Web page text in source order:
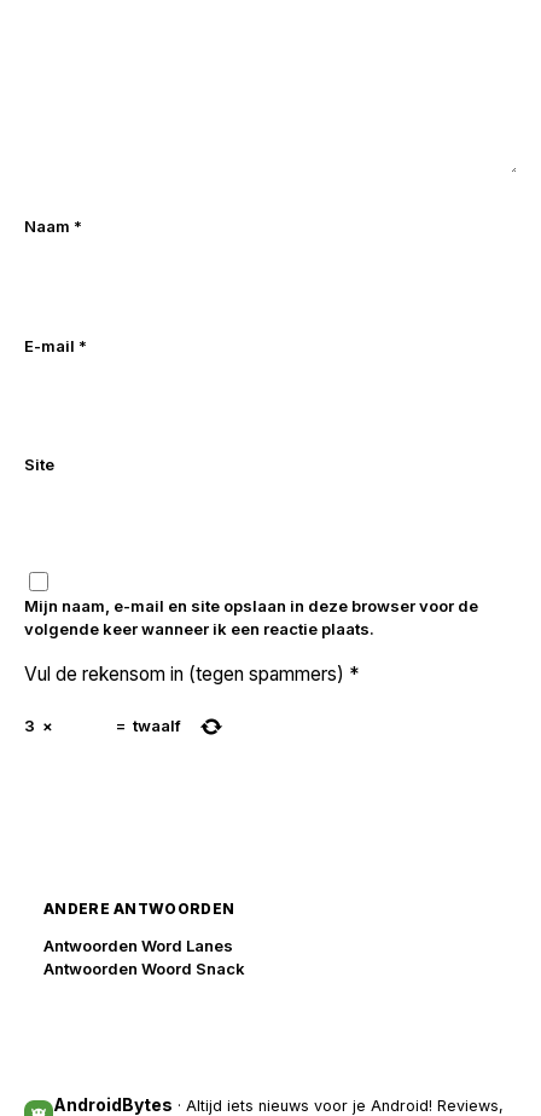
Naam *
E-mail *
Site
Mijn naam, e-mail en site opslaan in deze browser voor de
volgende keer wanneer ik een reactie plaats.
Vul de rekensom in (tegen spammers) *
3 × = twaalf
ANDERE ANTWOORDEN
Antwoorden Word Lanes
Antwoorden Woord Snack
AndroidBytes · Altijd iets nieuws voor je Android! Reviews,